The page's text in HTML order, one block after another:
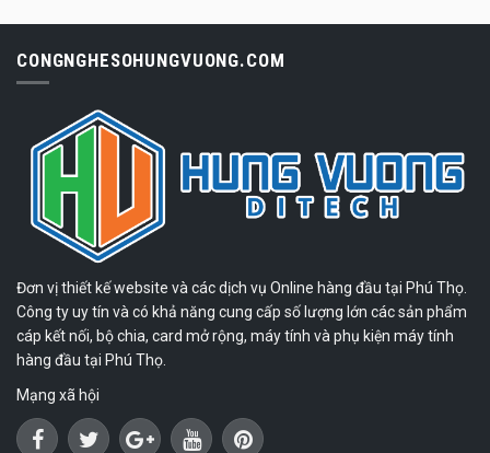
CONGNGHESOHUNGVUONG.COM
Đơn vị thiết kế website và các dịch vụ Online hàng đầu tại Phú Thọ.
Công ty uy tín và có khả năng cung cấp số lượng lớn các sản phẩm
cáp kết nối, bộ chia, card mở rộng, máy tính và phụ kiện máy tính
hàng đầu tại Phú Thọ.
Mạng xã hội